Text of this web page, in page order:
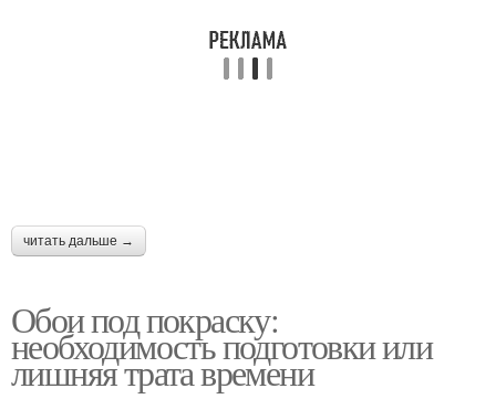
читать дальше →
Обои под покраску:
необходимость подготовки или
лишняя трата времени